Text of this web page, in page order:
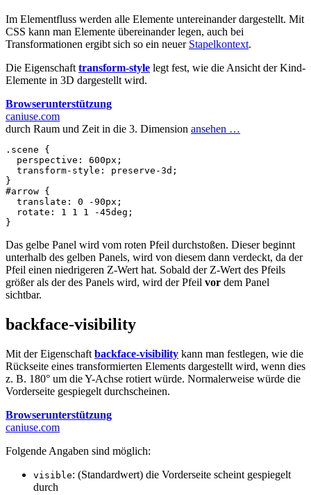
Im Elementfluss werden alle Elemente untereinander dargestellt. Mit
CSS kann man Elemente übereinander legen, auch bei
Transformationen ergibt sich so ein neuer Stapelkontext.
Die Eigenschaft transform-style legt fest, wie die Ansicht der Kind-
Elemente in 3D dargestellt wird.
Browserunterstützung
caniuse.com
durch Raum und Zeit in die 3. Dimension ansehen …
.scene
{
perspective : 600px ;
transform- style : preserve -3d ;
}
#arrow {
translate : 0 -90px ;
rotate : 1 1 1 -45deg ;
}
Das gelbe Panel wird vom roten Pfeil durchstoßen. Dieser beginnt
unterhalb des gelben Panels, wird von diesem dann verdeckt, da der
Pfeil einen niedrigeren Z-Wert hat. Sobald der Z-Wert des Pfeils
größer als der des Panels wird, wird der Pfeil vor dem Panel
sichtbar.
backface-visibility
Mit der Eigenschaft backface-visibility kann man festlegen, wie die
Rückseite eines transformierten Elements dargestellt wird, wenn dies
z. B. 180° um die Y-Achse rotiert würde. Normalerweise würde die
Vorderseite gespiegelt durchscheinen.
Browserunterstützung
caniuse.com
Folgende Angaben sind möglich:
visible: (Standardwert) die Vorderseite scheint gespiegelt
durch